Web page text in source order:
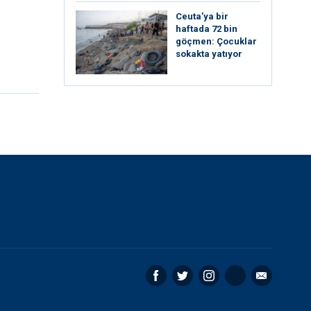
Ceuta’ya bir
haftada 72 bin
göçmen: Çocuklar
sokakta yatıyor
Facebook Twitter Instagram RSS